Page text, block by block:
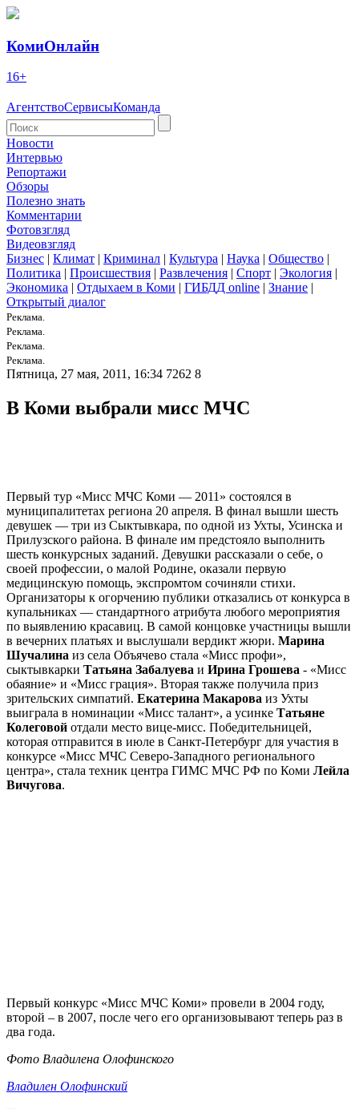
КомиОнлайн
16+
АгентствоСервисыКоманда
Новости
Интервью
Репортажи
Обзоры
Полезно знать
Комментарии
Фотовзгляд
Видеовзгляд
Бизнес | Климат | Криминал | Культура | Наука | Общество |
Политика | Происшествия | Развлечения | Спорт | Экология |
Экономика | Отдыхаем в Коми | ГИБДД online | Знание |
Открытый диалог
Реклама.
Реклама.
Реклама.
Реклама.
Пятница, 27 мая, 2011, 16:34 7262 8
В Коми выбрали мисс МЧС
Первый тур «Мисс МЧС Коми — 2011» состоялся в
муниципалитетах региона 20 апреля. В финал вышли шесть
девушек — три из Сыктывкара, по одной из Ухты, Усинска и
Прилузского района. В финале им предстояло выполнить
шесть конкурсных заданий. Девушки рассказали о себе, о
своей профессии, о малой Родине, оказали первую
медицинскую помощь, экспромтом сочиняли стихи.
Организаторы к огорчению публики отказались от конкурса в
купальниках — стандартного атрибута любого мероприятия
по выявлению красавиц. В самой концовке участницы вышли
в вечерних платьях и выслушали вердикт жюри. Марина
Шучалина из села Объячево стала «Мисс профи»,
сыктывкарки Татьяна Забалуева и Ирина Грошева - «Мисс
обаяние» и «Мисс грация». Вторая также получила приз
зрительских симпатий. Екатерина Макарова из Ухты
выиграла в номинации «Мисс талант», а усинке Татьяне
Колеговой отдали место вице-мисс. Победительницей,
которая отправится в июле в Санкт-Петербург для участия в
конкурсе «Мисс МЧС Северо-Западного регионального
центра», стала техник центра ГИМС МЧС РФ по Коми Лейла
Вичугова.
Первый конкурс «Мисс МЧС Коми» провели в 2004 году,
второй – в 2007, после чего его организовывают теперь раз в
два года.
Фото Владилена Олофинского
Владилен Олофинский